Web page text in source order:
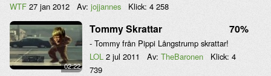
WTF 27 jan 2012 Av: jojjannes Klick: 4 258
02:22
Tommy Skrattar 70%
- Tommy från Pippi Långstrump skrattar!
LOL 2 jul 2011 Av: TheBaronen Klick: 4
739